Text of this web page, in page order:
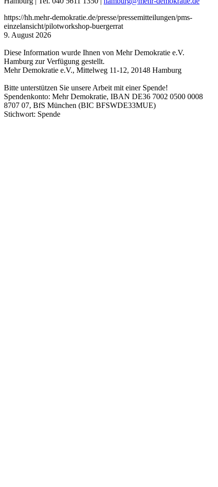
https://hh.mehr-demokratie.de/presse/pressemitteilungen/pms-
einzelansicht/pilotworkshop-buergerrat
9. August 2026
Diese Information wurde Ihnen von Mehr Demokratie e.V.
Hamburg zur Verfügung gestellt.
Mehr Demokratie e.V., Mittelweg 11-12, 20148 Hamburg
Bitte unterstützen Sie unsere Arbeit mit einer Spende!
Spendenkonto: Mehr Demokratie, IBAN DE36 7002 0500 0008
8707 07, BfS München (BIC BFSWDE33MUE)
Stichwort: Spende